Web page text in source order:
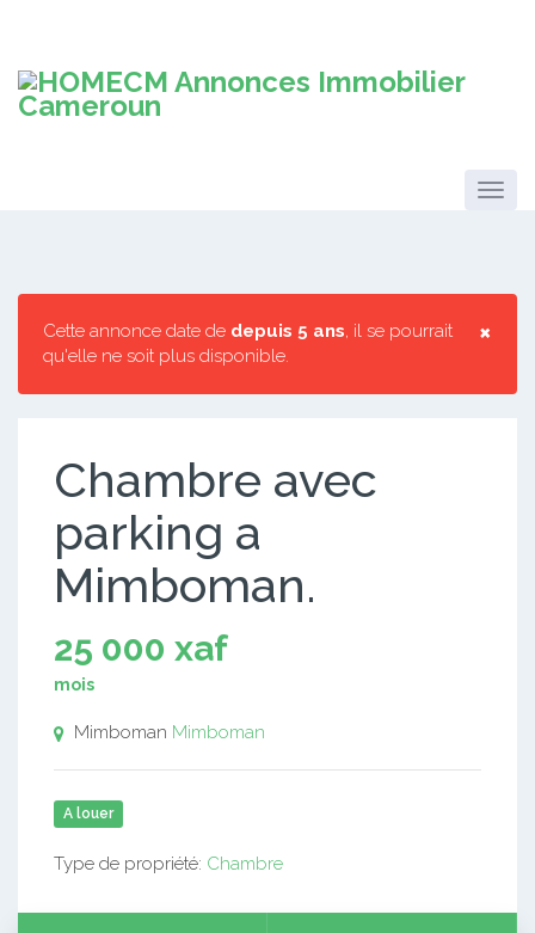
×
Cette annonce date de depuis 5 ans, il se pourrait
qu'elle ne soit plus disponible.
Chambre avec
parking a
Mimboman.
25 000 xaf
mois
Mimboman Mimboman
A louer
Type de propriété: Chambre